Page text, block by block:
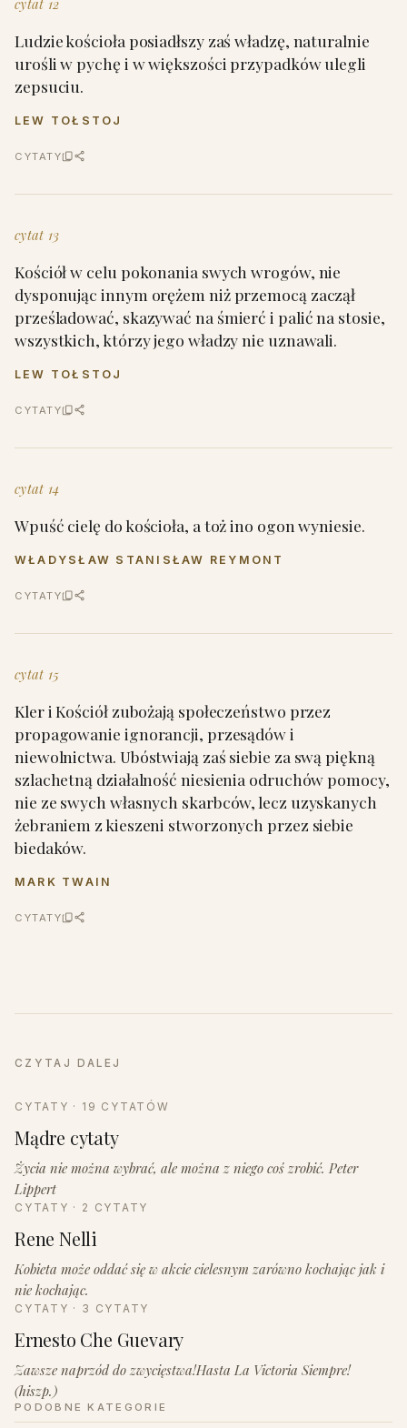
Ludzie kościoła posiadłszy zaś władzę, naturalnie
urośli w pychę i w większości przypadków ulegli
zepsuciu.
LEW TOŁSTOJ
CYTATY
cytat 13
Kościół w celu pokonania swych wrogów, nie
dysponując innym orężem niż przemocą zaczął
prześladować, skazywać na śmierć i palić na stosie,
wszystkich, którzy jego władzy nie uznawali.
LEW TOŁSTOJ
CYTATY
cytat 14
Wpuść cielę do kościoła, a toż ino ogon wyniesie.
WŁADYSŁAW STANISŁAW REYMONT
CYTATY
cytat 15
Kler i Kościół zubożają społeczeństwo przez
propagowanie ignorancji, przesądów i
niewolnictwa. Ubóstwiają zaś siebie za swą piękną
szlachetną działalność niesienia odruchów pomocy,
nie ze swych własnych skarbców, lecz uzyskanych
żebraniem z kieszeni stworzonych przez siebie
biedaków.
MARK TWAIN
CYTATY
CZYTAJ DALEJ
CYTATY · 19 CYTATÓW
Mądre cytaty
Życia nie można wybrać, ale można z niego coś zrobić. Peter
Lippert
CYTATY · 2 CYTATY
Rene Nelli
Kobieta może oddać się w akcie cielesnym zarówno kochając jak i
nie kochając.
CYTATY · 3 CYTATY
Ernesto Che Guevary
Zawsze naprzód do zwycięstwa!Hasta La Victoria Siempre!
(hiszp.)
PODOBNE KATEGORIE